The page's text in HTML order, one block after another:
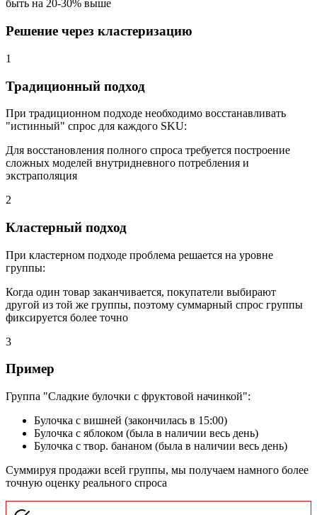
быть на 20-30% выше
Решение через кластеризацию
1
Традиционный подход
При традиционном подходе необходимо восстанавливать
"истинный" спрос для каждого SKU:
Для восстановления полного спроса требуется построение
сложных моделей внутридневного потребления и
экстраполяция
2
Кластерный подход
При кластерном подходе проблема решается на уровне
группы:
Когда один товар заканчивается, покупатели выбирают
другой из той же группы, поэтому суммарный спрос группы
фиксируется более точно
3
Пример
Группа "Сладкие булочки с фруктовой начинкой":
Булочка с вишней (закончилась в 15:00)
Булочка с яблоком (была в наличии весь день)
Булочка с твор. бананом (была в наличии весь день)
Суммируя продажи всей группы, мы получаем намного более
точную оценку реального спроса